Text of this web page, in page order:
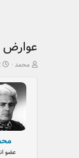
عوارض
ش
محمد
عضو